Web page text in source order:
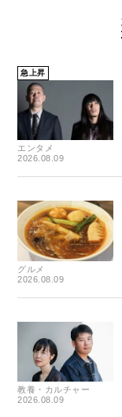
急上昇
エンタメ
2026.08.09
グルメ
2026.08.09
教養・カルチャー
2026.08.09